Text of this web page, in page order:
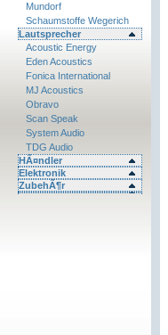
Mundorf
Schaumstoffe Wegerich
Lautsprecher
Acoustic Energy
Eden Acoustics
Fonica International
MJ Acoustics
Obravo
Scan Speak
System Audio
TDG Audio
HÃ¤ndler
Elektronik
ZubehÃ¶r